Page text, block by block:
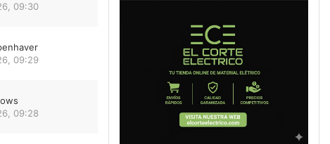
09:30
09:29
09:28